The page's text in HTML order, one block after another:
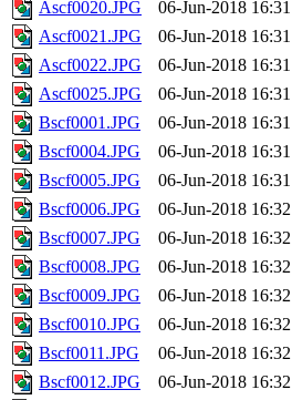
Ascf0020.JPG
06-Jun-2018 16:31
Ascf0021.JPG
06-Jun-2018 16:31
Ascf0022.JPG
06-Jun-2018 16:31
Ascf0025.JPG
06-Jun-2018 16:31
Bscf0001.JPG
06-Jun-2018 16:31
Bscf0004.JPG
06-Jun-2018 16:31
Bscf0005.JPG
06-Jun-2018 16:31
Bscf0006.JPG
06-Jun-2018 16:32
Bscf0007.JPG
06-Jun-2018 16:32
Bscf0008.JPG
06-Jun-2018 16:32
Bscf0009.JPG
06-Jun-2018 16:32
Bscf0010.JPG
06-Jun-2018 16:32
Bscf0011.JPG
06-Jun-2018 16:32
Bscf0012.JPG
06-Jun-2018 16:32